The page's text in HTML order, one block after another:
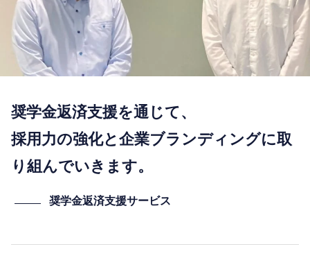
奨学金返済支援を通じて、
採用力の強化と企業ブランディングに取
り組んでいきます。
奨学金返済支援サービス